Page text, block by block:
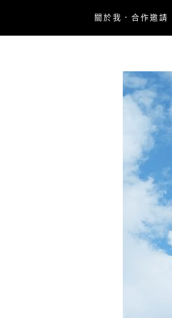
content
關於我．合作邀請